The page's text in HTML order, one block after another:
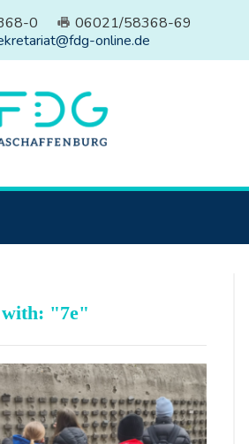
0
06021/58368-69
online.de
with: "7e"